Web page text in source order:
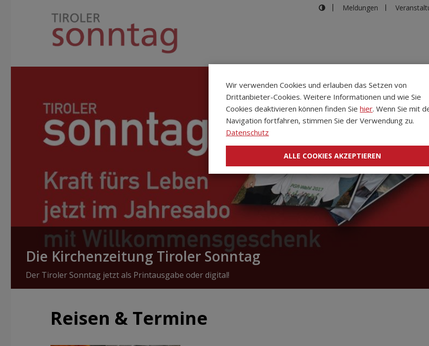
Meldungen
Die Kirchenzeitung Tiroler Sonntag
Der Tiroler Sonntag jetzt als Printausgabe oder digital!
Reisen & Termine
Wir verwenden Cookies und erlauben das Setzen von
Drittanbieter-Cookies. Weitere Informationen und wie Sie
Cookies deaktivieren können finden Sie hier. Wenn Sie mit
Navigation fortfahren, stimmen Sie der Verwendung zu.
Datenschutz
ALLE COOKIES AKZEPTIEREN